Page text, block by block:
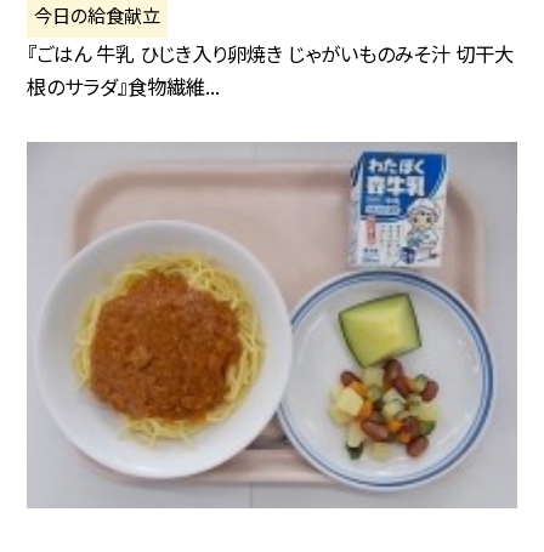
今日の給食献立
『ごはん 牛乳 ひじき入り卵焼き じゃがいものみそ汁 切干大
根のサラダ』食物繊維...